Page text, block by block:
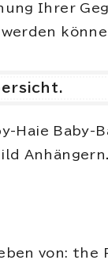
Ihrer
Haie Baby-
Anhängern.
von: the